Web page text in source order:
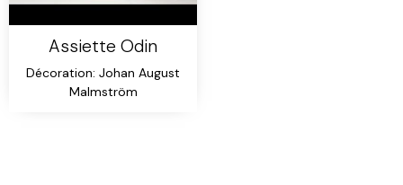
Assiette Odin
Décoration: Johan August
Malmström